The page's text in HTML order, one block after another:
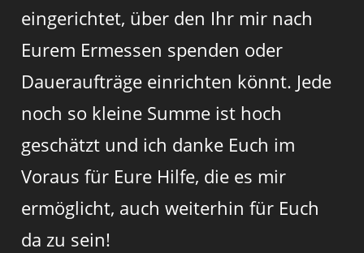
eingerichtet, über den Ihr mir nach
Eurem Ermessen spenden oder
Daueraufträge einrichten könnt. Jede
noch so kleine Summe ist hoch
geschätzt und ich danke Euch im
Voraus für Eure Hilfe, die es mir
ermöglicht, auch weiterhin für Euch
da zu sein!